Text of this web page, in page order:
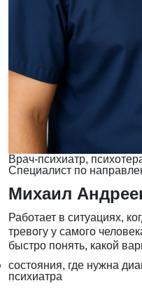
Врач-психиатр,
Специалист по
Михаил
Работает в ситуациях,
тревогу у самого
быстро понять, какой
состояния, где нужна
психиатра